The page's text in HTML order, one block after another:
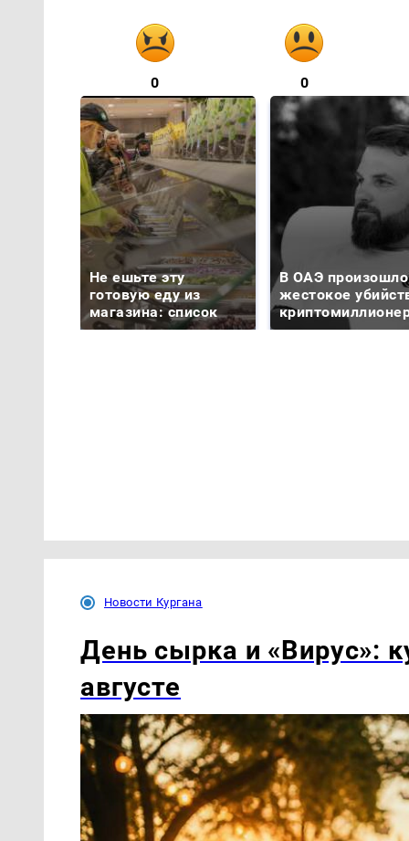
0 0
Не ешьте эту
готовую еду из
магазина: список
В ОАЭ произошло
жестокое
Новости Кургана
День сырка и «Вирус»:
августе